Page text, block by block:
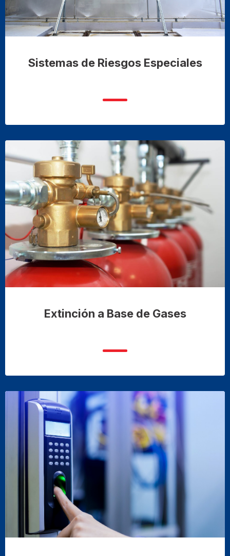
Sistemas de Riesgos Especiales
Extinción a Base de Gases